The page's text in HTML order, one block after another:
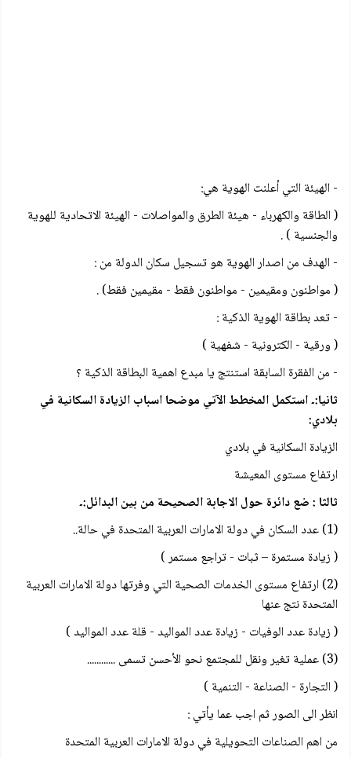
- الهيئة التي أعلنت الهوية هي:
( الطاقة والكهرباء - هيئة الطرق والمواصلات - الهيئة الاتحادية للهوية
والجنسية ) .
- الهدف من اصدار الهوية هو تسجيل سكان الدولة من :
( مواطنون ومقيمين - مواطنون فقط - مقيمين فقط) .
- تعد بطاقة الهوية الذكية :
( ورقية - الكترونية - شفهية )
- من الفقرة السابقة استنتج يا مبدع اهمية البطاقة الذكية ؟
ثانيا:۔ استكمل المخطط الآتي موضحا اسباب الزيادة السكانية في
بلادي:
الزيادة السكانية في بلادي
ارتفاع مستوى المعيشة
ثالثا : ضع دائرة حول الاجابة الصحيحة من بين البدائل:۔
(1) عدد السكان في دولة الامارات العربية المتحدة في حالة..
( زيادة مستمرة – ثبات - تراجع مستمر )
(2) ارتفاع مستوى الخدمات الصحية التي وفرتها دولة الامارات العربية
المتحدة نتج عنها
( زيادة عدد الوفيات - زيادة عدد المواليد - قلة عدد المواليد )
(3) عملية تغير ونقل للمجتمع نحو الأحسن تسمى ............
( التجارة - الصناعة - التنمية )
انظر الى الصور ثم اجب عما يأتي :
من اهم الصناعات التحويلية في دولة الامارات العربية المتحدة